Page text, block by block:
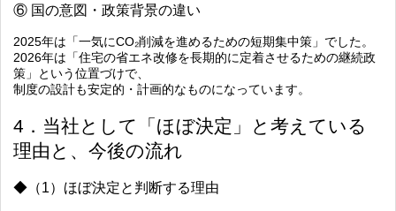
⑥ 国の意図・政策背景の違い
2025年は「一気にCO₂削減を進めるための短期集中策」でした。
2026年は「住宅の省エネ改修を長期的に定着させるための継続政
策」という位置づけで、
制度の設計も安定的・計画的なものになっています。
4．当社として「ほぼ決定」と考えている
理由と、今後の流れ
◆（1）ほぼ決定と判断する理由